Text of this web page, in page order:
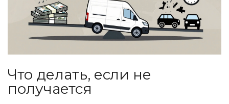
Что делать, если не
получается